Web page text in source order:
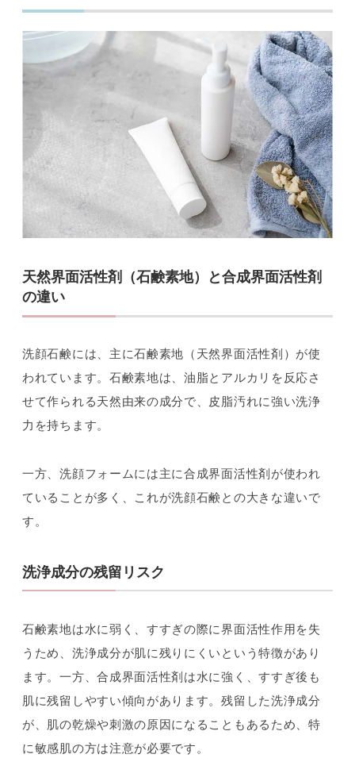
天然界面活性剤（石鹸素地）と合成界面活性剤
の違い
洗顔石鹸には、主に石鹸素地（天然界面活性剤）が使
われています。石鹸素地は、油脂とアルカリを反応さ
せて作られる天然由来の成分で、皮脂汚れに強い洗浄
力を持ちます。
一方、洗顔フォームには主に合成界面活性剤が使われ
ていることが多く、これが洗顔石鹸との大きな違いで
す。
洗浄成分の残留リスク
石鹸素地は水に弱く、すすぎの際に界面活性作用を失
うため、洗浄成分が肌に残りにくいという特徴があり
ます。一方、合成界面活性剤は水に強く、すすぎ後も
肌に残留しやすい傾向があります。残留した洗浄成分
が、肌の乾燥や刺激の原因になることもあるため、特
に敏感肌の方は注意が必要です。